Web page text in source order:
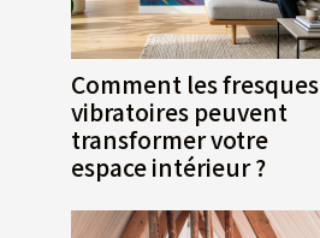
Comment les fresques
vibratoires peuvent
transformer votre
espace intérieur ?